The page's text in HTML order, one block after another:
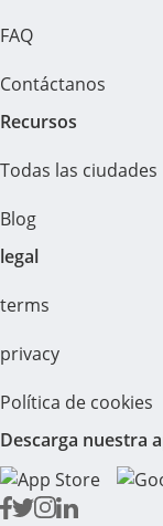
FAQ
Contáctanos
Recursos
Todas las ciudades
Blog
legal
terms
privacy
Política de cookies
Descarga nuestra